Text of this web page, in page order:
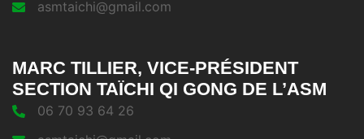
asmtaichi@gmail.com
MARC TILLIER, VICE-PRÉSIDENT
SECTION TAÏCHI QI GONG DE L’ASM
06 70 93 64 26